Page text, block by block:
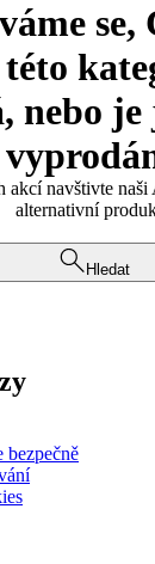
se,
nebo je
akcí navštivte
alternativní
Hledat
bezpečně